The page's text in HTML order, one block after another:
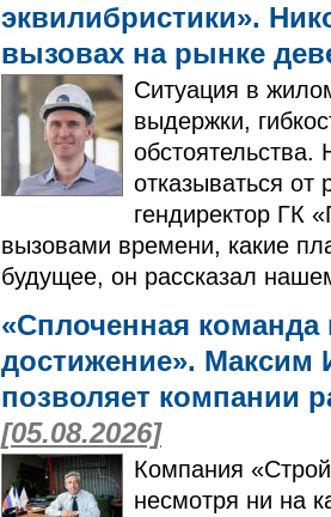
эквилибристики».
вызовах на рынке
Ситуация в
выдержки,
обстоятельства.
отказываться от
гендиректор ГК
вызовами времени, какие
будущее, он рассказал
«Сплоченная
достижение». Максим
позволяет компании
[05.08.2026]
Компания
несмотря ни на